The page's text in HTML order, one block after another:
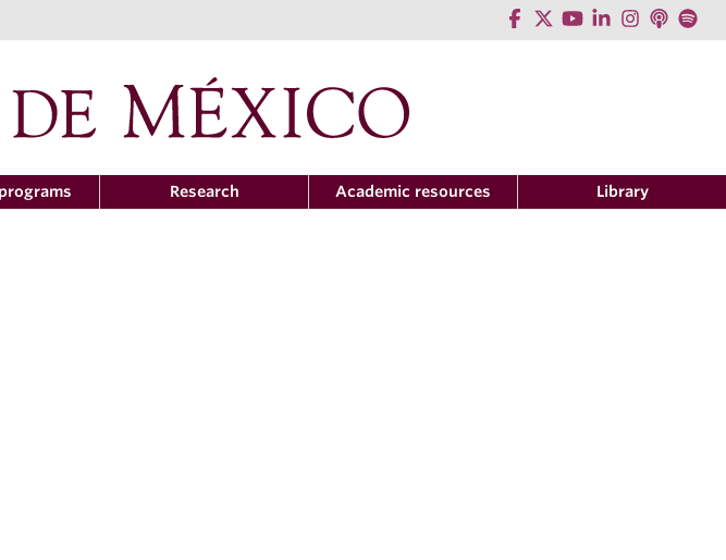
Research Academic resources Library